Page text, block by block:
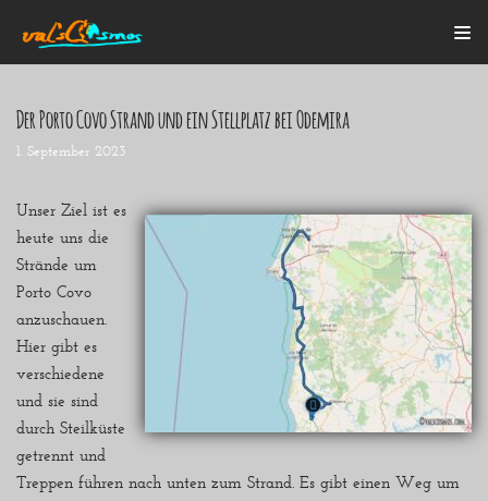
Zum
Inhalt
Startseite
Blogroll
Über mich
Der Porto Covo Strand und ein Stellplatz bei Odemira
1. September 2023
Unser Ziel ist es
heute uns die
Strände um
Porto Covo
anzuschauen.
Hier gibt es
verschiedene
und sie sind
durch Steilküste
getrennt und
Treppen führen nach unten zum Strand. Es gibt einen Weg um